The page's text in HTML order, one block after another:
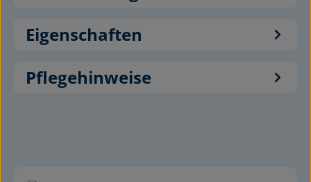
Eigenschaften
Pflegehinweise